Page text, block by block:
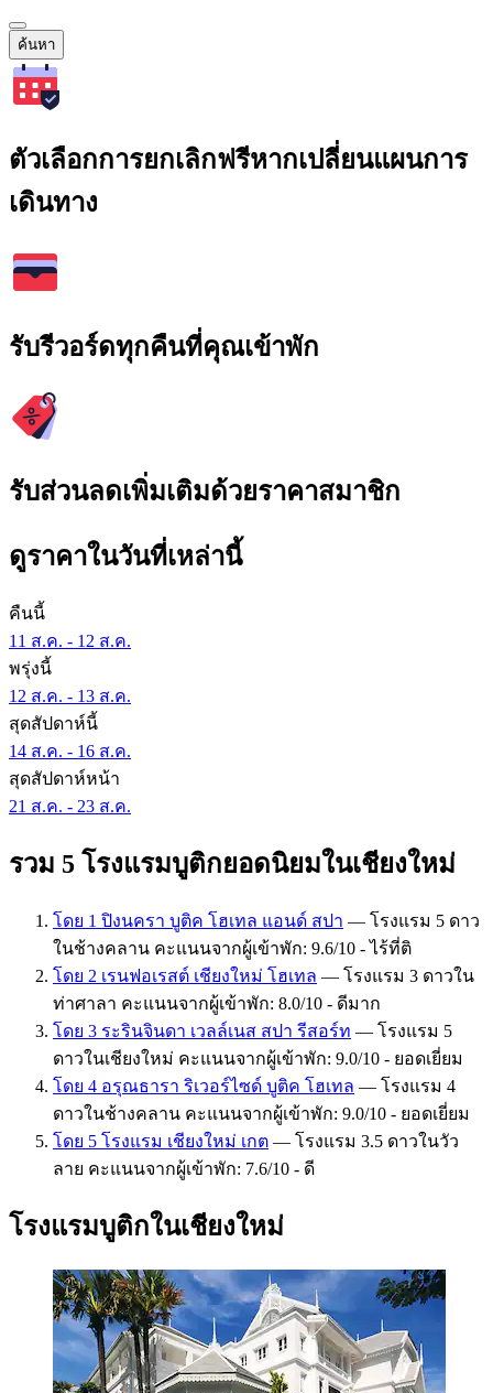
ค้นหา
ตัวเลือกการยกเลิกฟรีหากเปลี่ยนแผนการ
เดินทาง
รับรีวอร์ดทุกคืนที่คุณเข้าพัก
รับส่วนลดเพิ่มเติมด้วยราคาสมาชิก
ดูราคาในวันที่เหล่านี้
คืนนี้
11 ส.ค. - 12 ส.ค.
พรุ่งนี้
12 ส.ค. - 13 ส.ค.
สุดสัปดาห์นี้
14 ส.ค. - 16 ส.ค.
สุดสัปดาห์หน้า
21 ส.ค. - 23 ส.ค.
รวม 5 โรงแรมบูติกยอดนิยมในเชียงใหม่
โดย 1 ปิงนครา บูติค โฮเทล แอนด์ สปา — โรงแรม 5 ดาว
ในช้างคลาน คะแนนจากผู้เข้าพัก: 9.6/10 - ไร้ที่ติ
โดย 2 เรนฟอเรสต์ เชียงใหม่ โฮเทล — โรงแรม 3 ดาวใน
ท่าศาลา คะแนนจากผู้เข้าพัก: 8.0/10 - ดีมาก
โดย 3 ระรินจินดา เวลล์เนส สปา รีสอร์ท — โรงแรม 5
ดาวในเชียงใหม่ คะแนนจากผู้เข้าพัก: 9.0/10 - ยอดเยี่ยม
โดย 4 อรุณธารา ริเวอร์ไซด์ บูติค โฮเทล — โรงแรม 4
ดาวในช้างคลาน คะแนนจากผู้เข้าพัก: 9.0/10 - ยอดเยี่ยม
โดย 5 โรงแรม เชียงใหม่ เกต — โรงแรม 3.5 ดาวในวัว
ลาย คะแนนจากผู้เข้าพัก: 7.6/10 - ดี
โรงแรมบูติกในเชียงใหม่